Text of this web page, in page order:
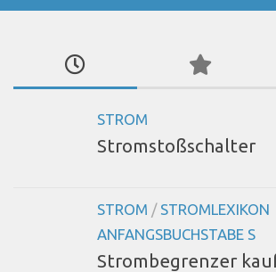
STROM
Stromstoßschalter
STROM / STROMLEXIKON
ANFANGSBUCHSTABE S
Strombegrenzer